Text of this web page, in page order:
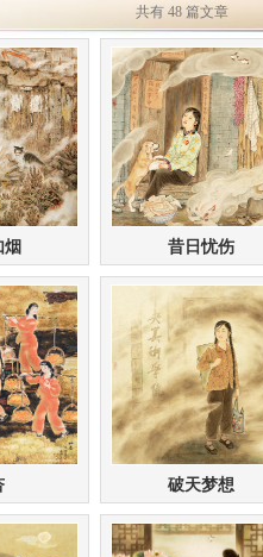
共有 48 篇文章
烟 昔日忧伤
破天梦想